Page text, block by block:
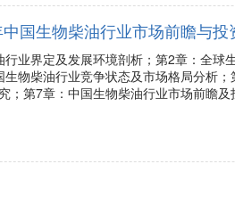
国生物柴油行业市场前瞻与
行业界定及发展环境剖析；第2章：全
生物柴油行业竞争状态及市场格局分析
；第7章：中国生物柴油行业市场前瞻及